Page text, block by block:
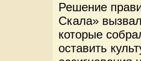
Решение
Скала»
которые
оставить